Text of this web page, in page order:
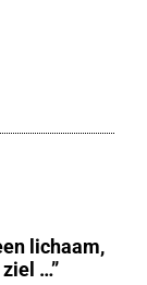
lichaam,
…”